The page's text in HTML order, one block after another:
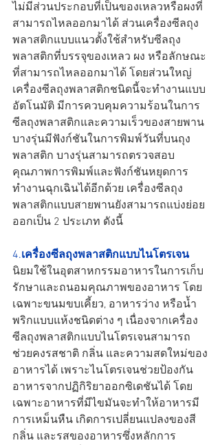
ไม่มีส่วนประกอบที่เป็นของเหลวหรือผงที่
สามารถไหลออกมาได้ ส่วนเครื่องซีลถุง
พลาสติกแบบแนวตั้งใช้สำหรับซีลถุง
พลาสติกที่บรรจุของเหลว ผง หรือลักษณะ
ที่สามารถไหลออกมาได้ โดยส่วนใหญ่
เครื่องซีลถุงพลาสติกชนิดนี้จะทำงานแบบ
อัตโนมัติ มีการควบคุมความร้อนในการ
ซีลถุงพลาสติกและความเร็วของสายพาน
บางรุ่นมีฟังก์ชันในการพิมพ์วันที่บนถุง
พลาสติก บางรุ่นสามารถตรวจสอบ
คุณภาพการพิมพ์และฟังก์ชันหยุดการ
ทำงานฉุกเฉินได้อีกด้วย เครื่องซีลถุง
พลาสติกแบบสายพานยังสามารถแบ่งย่อย
ออกเป็น 2 ประเภท ดังนี้
4.เครื่องซีลถุงพลาสติกแบบไนโตรเจน
นิยมใช้ในอุตสาหกรรมอาหารในการเก็บ
รักษาและถนอมคุณภาพของอาหาร โดย
เฉพาะขนมขบเคี้ยว, อาหารว่าง หรือน้ำ
พริกแบบแห้งชนิดต่าง ๆ เนื่องจากเครื่อง
ซีลถุงพลาสติกแบบไนโตรเจนสามารถ
ช่วยคงรสชาติ กลิ่น และความสดใหม่ของ
อาหารได้ เพราะไนโตรเจนช่วยป้องกัน
อาหารจากปฏิกิริยาออกซิเดชันได้ โดย
เฉพาะอาหารที่มีไขมันจะทำให้อาหารมี
การเหม็นหืน เกิดการเปลี่ยนแปลงของสี
กลิ่น และรสของอาหารซึ่งหลักการ